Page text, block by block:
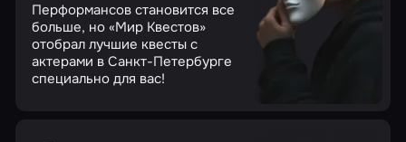
Перформансов становится все
больше, но «Мир Квестов»
отобрал лучшие квесты с
актерами в Санкт-Петербурге
специально для вас!